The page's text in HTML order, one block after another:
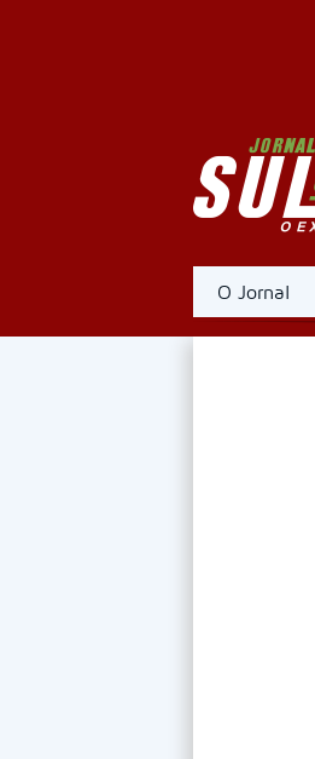
O Jornal